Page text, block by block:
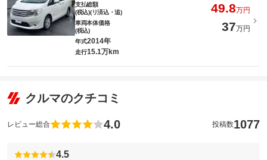
支払総額
(税込)(リ済込・追)
49.8万円
車両本体価格
(税込)
37万円
年式2014年
走行15.1万km
クルマのクチコミ
レビュー総合 4.0 投稿数1077
4.5